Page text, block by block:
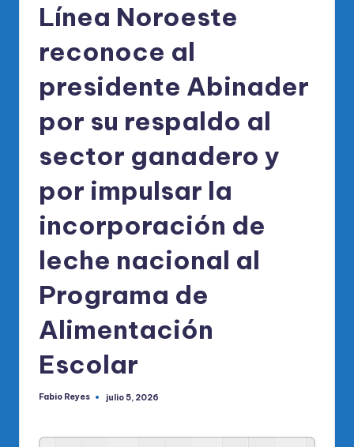
Línea Noroeste
reconoce al
presidente Abinader
por su respaldo al
sector ganadero y
por impulsar la
incorporación de
leche nacional al
Programa de
Alimentación
Escolar
Publicado
Fabio Reyes julio 5, 2026